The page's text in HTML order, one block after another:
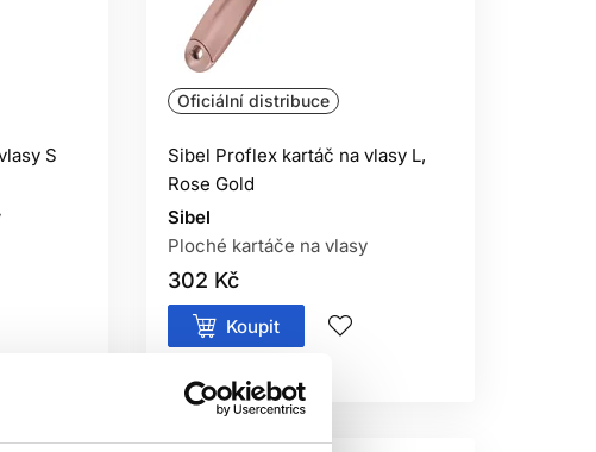
S
Oficiální distribuce
Sibel Proflex kartáč na vlasy L,
Rose Gold
Sibel
Ploché kartáče na vlasy
302 Kč
Koupit